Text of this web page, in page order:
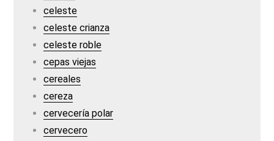
celeste
celeste crianza
celeste roble
cepas viejas
cereales
cereza
cervecería polar
cervecero